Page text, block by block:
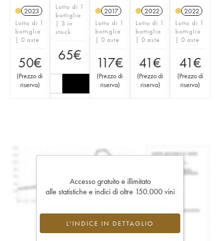
2023
Lotto di 1
bottiglia
| 0 aste
50€
(Prezzo di
riserva)
Lotto di 1
bottiglia
| 3 in
stock
65€
2017
Lotto di 1
bottiglia
| 0 aste
117€
(Prezzo di
riserva)
2022
Lotto di 1
bottiglia
| 0 aste
41€
(Prezzo di
riserva)
2022
Lotto di 1
bottiglia
| 0 aste
41€
(Prezzo di
riserva)
Accesso gratuito e illimitato
alle statistiche e indici di oltre 150.000 vini
L'INDICE IN DETTAGLIO